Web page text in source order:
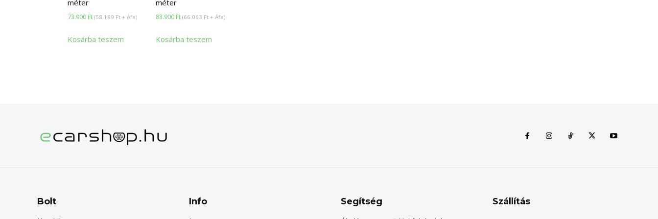
méter
73.900 Ft (58.189 Ft + Áfa)
Kosárba teszem
méter
83.900 Ft (66.063 Ft+ Áfa)
Kosárba teszem
Bolt Info Segítség Szállítás